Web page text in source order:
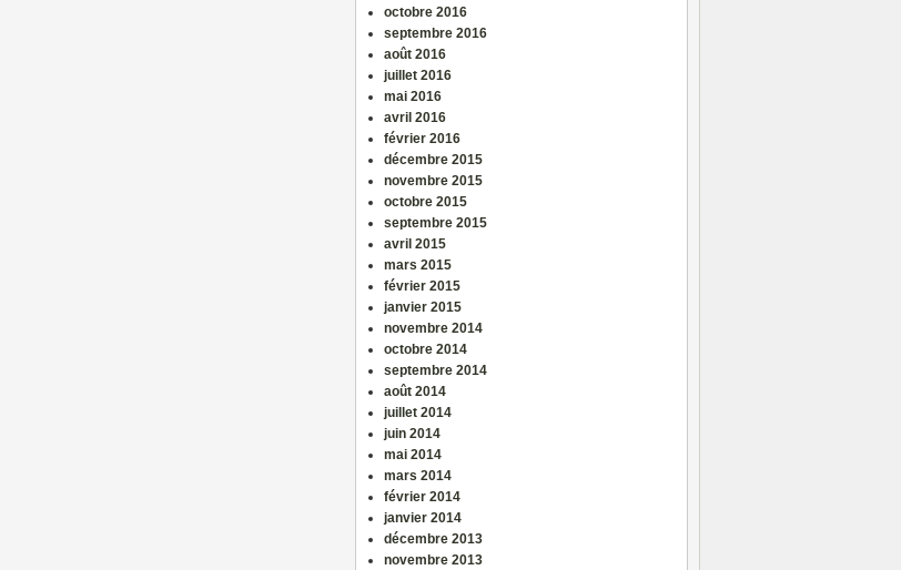
octobre 2016
septembre 2016
août 2016
juillet 2016
mai 2016
avril 2016
février 2016
décembre 2015
novembre 2015
octobre 2015
septembre 2015
avril 2015
mars 2015
février 2015
janvier 2015
novembre 2014
octobre 2014
septembre 2014
août 2014
juillet 2014
juin 2014
mai 2014
mars 2014
février 2014
janvier 2014
décembre 2013
novembre 2013